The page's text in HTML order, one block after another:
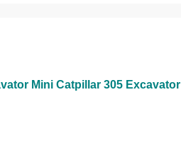
Mini Catpillar 305 Excavator